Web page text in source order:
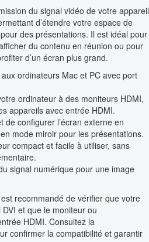
du signal vidéo de votre appareil
d’étendre votre espace de
des présentations. Il est idéal pour
du contenu en réunion ou pour
d’un écran plus grand.
aux ordinateurs Mac et PC avec port
ordinateur à des moniteurs HDMI,
appareils avec entrée HDMI.
de configurer l’écran externe en
mode miroir pour les présentations.
compact et facile à utiliser, sans
signal numérique pour une image
est recommandé de vérifier que votre
et que le moniteur ou
HDMI. Consultez la
confirmer la compatibilité et garantir